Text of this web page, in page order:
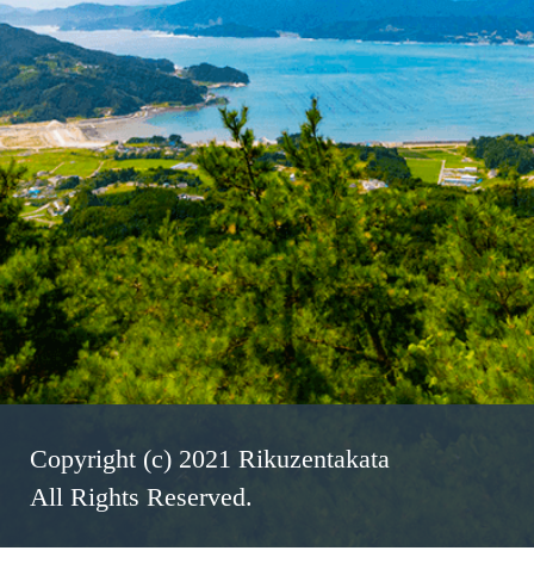
Copyright (c) 2021 Rikuzentakata
All Rights Reserved.